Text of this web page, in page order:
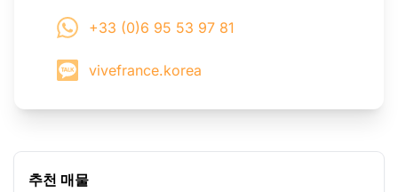
+33 (0)6 95 53 97 81
vivefrance.korea
추천 매물